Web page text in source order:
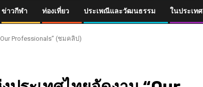
ข่าวกีฬา ท่องเที่ยว ประเพณีและวัฒนธรรม ในประเทศ
Professionals” (ชมคลิป)